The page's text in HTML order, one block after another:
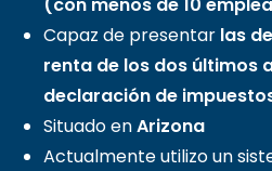
(con menos de 10
Capaz de presentar las
renta de los dos últimos
declaración de
Situado enArizona
Actualmente utilizo un